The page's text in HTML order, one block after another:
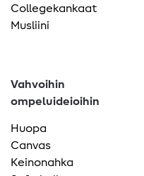
Collegekankaat
Musliini
Vahvoihin
ompeluideioihin
Huopa
Canvas
Keinonahka